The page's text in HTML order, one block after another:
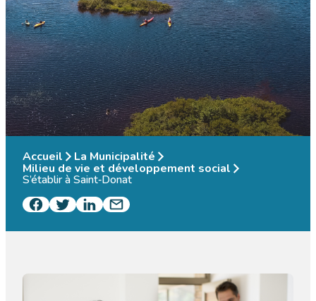
Accueil La Municipalité
Milieu de vie et développement social
S’établir à Saint‑Donat